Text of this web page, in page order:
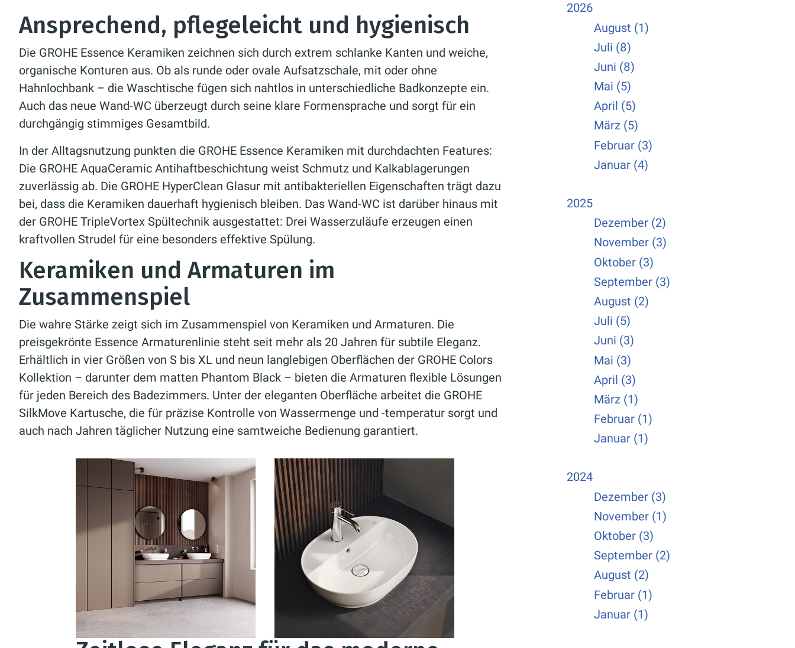
Ansprechend, pflegeleicht und hygienisch
Die GROHE Essence Keramiken zeichnen sich durch extrem schlanke Kanten und weiche,
organische Konturen aus. Ob als runde oder ovale Aufsatzschale, mit oder ohne
Hahnlochbank – die Waschtische fügen sich nahtlos in unterschiedliche Badkonzepte ein.
Auch das neue Wand-WC überzeugt durch seine klare Formensprache und sorgt für ein
durchgängig stimmiges Gesamtbild.
In der Alltagsnutzung punkten die GROHE Essence Keramiken mit durchdachten Features:
Die GROHE AquaCeramic Antihaftbeschichtung weist Schmutz und Kalkablagerungen
zuverlässig ab. Die GROHE HyperClean Glasur mit antibakteriellen Eigenschaften trägt dazu
bei, dass die Keramiken dauerhaft hygienisch bleiben. Das Wand-WC ist darüber hinaus mit
der GROHE TripleVortex Spültechnik ausgestattet: Drei Wasserzuläufe erzeugen einen
kraftvollen Strudel für eine besonders effektive Spülung.
Keramiken und Armaturen im
Zusammenspiel
Die wahre Stärke zeigt sich im Zusammenspiel von Keramiken und Armaturen. Die
preisgekrönte Essence Armaturenlinie steht seit mehr als 20 Jahren für subtile Eleganz.
Erhältlich in vier Größen von S bis XL und neun langlebigen Oberflächen der GROHE Colors
Kollektion – darunter dem matten Phantom Black – bieten die Armaturen flexible Lösungen
für jeden Bereich des Badezimmers. Unter der eleganten Oberfläche arbeitet die GROHE
SilkMove Kartusche, die für präzise Kontrolle von Wassermenge und -temperatur sorgt und
auch nach Jahren täglicher Nutzung eine samtweiche Bedienung garantiert.
2026
August (1)
Juli (8)
Juni (8)
Mai (5)
April (5)
März (5)
Februar (3)
Januar (4)
2025
Dezember (2)
November (3)
Oktober (3)
September (3)
August (2)
Juli (5)
Juni (3)
Mai (3)
April (3)
März (1)
Februar (1)
Januar (1)
2024
Dezember (3)
November (1)
Oktober (3)
September (2)
August (2)
Februar (1)
Januar (1)